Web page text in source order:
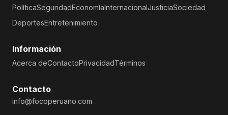
PolíticaSeguridadEconomíaInternacionalJusticiaSociedad
DeportesEntretenimiento
Información
Acerca deContactoPrivacidadTérminos
Contacto
info@focoperuano.com